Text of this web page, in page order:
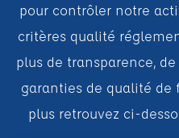
pour contrôler notre
critères qualité
plus de transparence,
garanties de qualité de
plus retrouvez ci-